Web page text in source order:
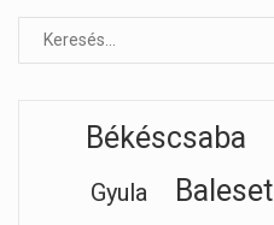
Békéscsaba
Gyula
Baleset